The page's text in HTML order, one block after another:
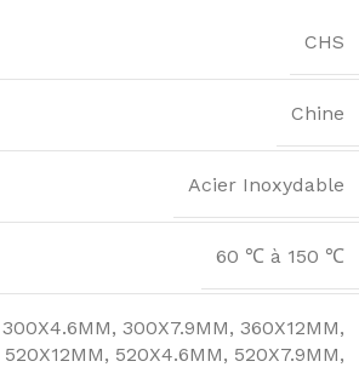
CHS
Chine
Acier Inoxydable
60 ℃ à 150 ℃
300X4.6MM, 300X7.9MM, 360X12MM,
520X12MM, 520X4.6MM, 520X7.9MM,